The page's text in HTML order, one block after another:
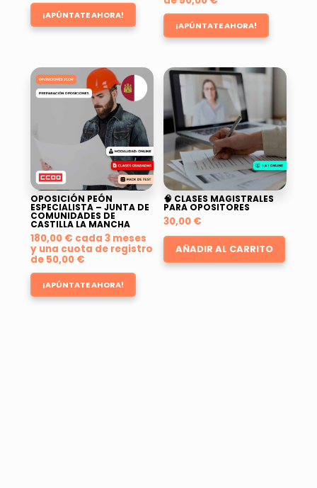
¡APÚNTATE AHORA!
¡APÚNTATE AHORA!
OPOSICIÓN PEÓN
ESPECIALISTA – JUNTA DE
COMUNIDADES DE
CASTILLA LA MANCHA
180,00 € cada 3 meses
y una cuota de registro
de 50,00 €
¡APÚNTATE AHORA!
🧠 CLASES MAGISTRALES
PARA OPOSITORES
30,00 €
AÑADIR AL CARRITO